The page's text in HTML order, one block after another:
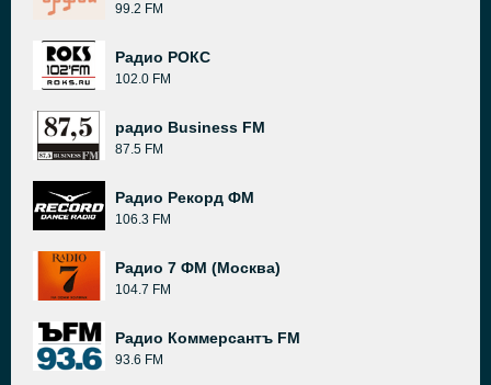
99.2 FM
Радио РОКС
102.0 FM
радио Business FM
87.5 FM
Радио Рекорд ФМ
106.3 FM
Радио 7 ФМ (Москва)
104.7 FM
Радио Коммерсантъ FM
93.6 FM